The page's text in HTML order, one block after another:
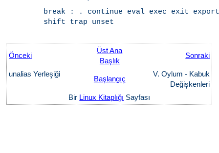
break : . continue eval exec exit
Önceki
Üst Ana
Başlık
Sonraki
unalias Yerleşiği
Başlangıç
V. Oylum - Kabuk
Değişkenleri
Bir Linux Kitaplığı Sayfası